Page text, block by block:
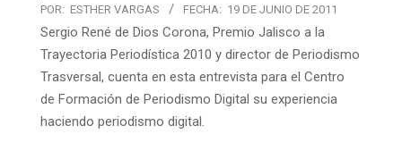
POR: ESTHER VARGAS FECHA: 19 DE JUNIO DE 2011
Sergio René de Dios Corona, Premio Jalisco a la
Trayectoria Periodística 2010 y director de Periodismo
Trasversal, cuenta en esta entrevista para el Centro
de Formación de Periodismo Digital su experiencia
haciendo periodismo digital.